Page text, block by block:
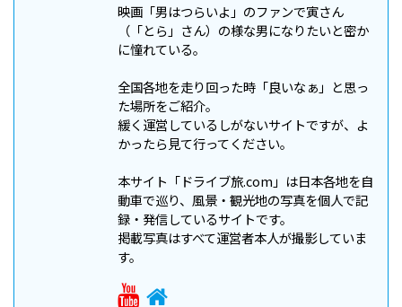
映画「男はつらいよ」のファンで寅さん
（「とら」さん）の様な男になりたいと密か
に憧れている。
全国各地を走り回った時「良いなぁ」と思っ
た場所をご紹介。
緩く運営しているしがないサイトですが、よ
かったら見て行ってください。
本サイト「ドライブ旅.com」は日本各地を自
動車で巡り、風景・観光地の写真を個人で記
録・発信しているサイトです。
掲載写真はすべて運営者本人が撮影していま
す。